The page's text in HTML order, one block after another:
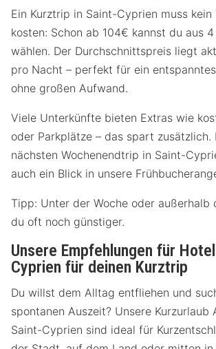
Ein Kurztrip in Saint-Cyprien muss kein
kosten: Schon ab 104€ kannst du aus
wählen. Der Durchschnittspreis liegt
pro Nacht – perfekt für ein
ohne großen Aufwand.
Viele Unterkünfte bieten Extras wie
oder Parkplätze – das spart zusätzlich.
nächsten Wochenendtrip in Saint-
auch ein Blick in unsere
Tipp: Unter der Woche oder außerhalb
du oft noch günstiger.
Unsere Empfehlungen für
Cyprien für deinen Kurztrip
Du willst dem Alltag entfliehen und
spontanen Auszeit? Unsere Kurzurlaub
Saint-Cyprien sind ideal für